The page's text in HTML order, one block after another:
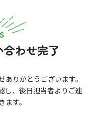
わせ完了
りがとうございます。
し、後日担当者よりご連
す。